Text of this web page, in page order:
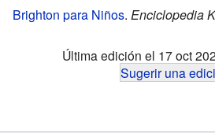
Brighton para Niños. Enciclopedia
Última edición el 17 oct
Sugerir una